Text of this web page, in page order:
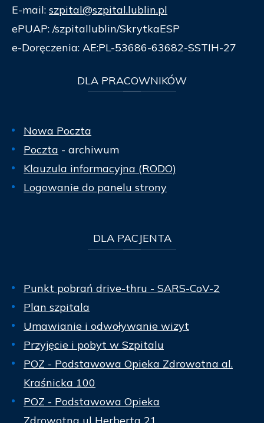
E-mail: szpital@szpital.lublin.pl
ePUAP: /szpitallublin/SkrytkaESP
e-Doręczenia: AE:PL-53686-63682-SSTIH-27
DLA PRACOWNIKÓW
Nowa Poczta
Poczta - archiwum
Klauzula informacyjna (RODO)
Logowanie do panelu strony
DLAPACJENTA
Punkt pobrań drive-thru - SARS-CoV-2
Plan szpitala
Umawianie i odwoływanie wizyt
Przyjęcie i pobyt w Szpitalu
POZ - Podstawowa Opieka Zdrowotna al.
Kraśnicka 100
POZ - Podstawowa Opieka